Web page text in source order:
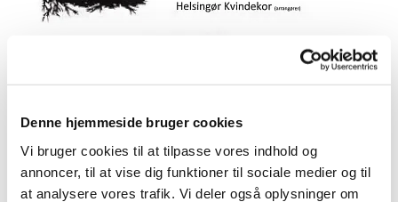
Denne hjemmeside bruger cookies
Vi bruger cookies til at tilpasse vores indhold og
annoncer, til at vise dig funktioner til sociale medier og til
at analysere vores trafik. Vi deler også oplysninger om